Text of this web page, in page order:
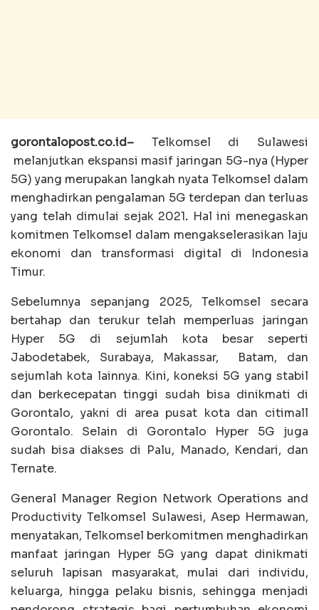
gorontalopost.co.id– Telkomsel di Sulawesi
melanjutkan ekspansi masif jaringan 5G-nya (Hyper
5G) yang merupakan langkah nyata Telkomsel dalam
menghadirkan pengalaman 5G terdepan dan terluas
yang telah dimulai sejak 2021. Hal ini menegaskan
komitmen Telkomsel dalam mengakselerasikan laju
ekonomi dan transformasi digital di Indonesia
Timur.
Sebelumnya sepanjang 2025, Telkomsel secara
bertahap dan terukur telah memperluas jaringan
Hyper 5G di sejumlah kota besar seperti
Jabodetabek, Surabaya, Makassar, Batam, dan
sejumlah kota lainnya. Kini, koneksi 5G yang stabil
dan berkecepatan tinggi sudah bisa dinikmati di
Gorontalo, yakni di area pusat kota dan citimall
Gorontalo. Selain di Gorontalo Hyper 5G juga
sudah bisa diakses di Palu, Manado, Kendari, dan
Ternate.
General Manager Region Network Operations and
Productivity Telkomsel Sulawesi, Asep Hermawan,
menyatakan, Telkomsel berkomitmen menghadirkan
manfaat jaringan Hyper 5G yang dapat dinikmati
seluruh lapisan masyarakat, mulai dari individu,
keluarga, hingga pelaku bisnis, sehingga menjadi